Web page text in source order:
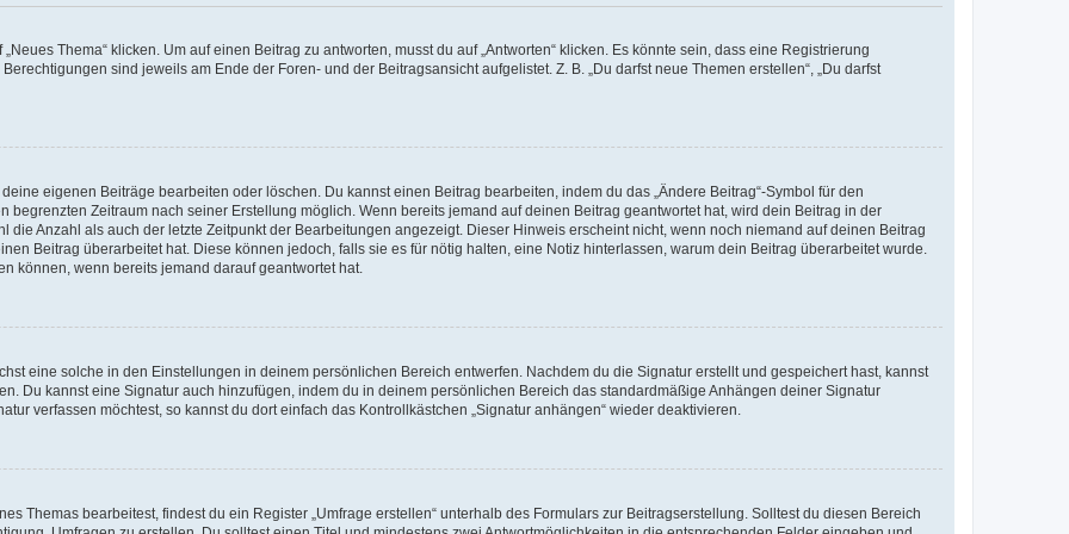
Thema“ klicken. Um auf einen Beitrag zu antworten, musst du auf „Antworten“ klicken. Es könnte sein, dass eine Registrierung
sind jeweils am Ende der Foren- und der Beitragsansicht aufgelistet. Z. B. „Du darfst neue Themen erstellen“, „Du darfst
eigenen Beiträge bearbeiten oder löschen. Du kannst einen Beitrag bearbeiten, indem du das „Ändere Beitrag“-Symbol für den
begrenzten Zeitraum nach seiner Erstellung möglich. Wenn bereits jemand auf deinen Beitrag geantwortet hat, wird dein Beitrag in der
Anzahl als auch der letzte Zeitpunkt der Bearbeitungen angezeigt. Dieser Hinweis erscheint nicht, wenn noch niemand auf deinen Beitrag
Beitrag überarbeitet hat. Diese können jedoch, falls sie es für nötig halten, eine Notiz hinterlassen, warum dein Beitrag überarbeitet wurde.
können, wenn bereits jemand darauf geantwortet hat.
eine solche in den Einstellungen in deinem persönlichen Bereich entwerfen. Nachdem du die Signatur erstellt und gespeichert hast, kannst
Du kannst eine Signatur auch hinzufügen, indem du in deinem persönlichen Bereich das standardmäßige Anhängen deiner Signatur
verfassen möchtest, so kannst du dort einfach das Kontrollkästchen „Signatur anhängen“ wieder deaktivieren.
Themas bearbeitest, findest du ein Register „Umfrage erstellen“ unterhalb des Formulars zur Beitragserstellung. Solltest du diesen Bereich